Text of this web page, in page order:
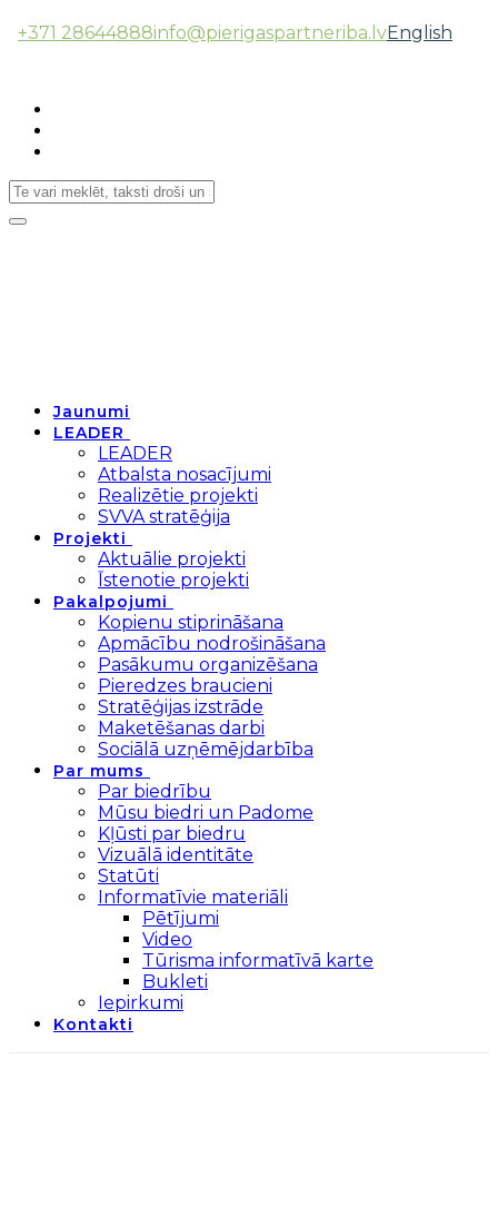
+371 28644888info@pierigaspartneriba.lvEnglish
Toggle
Jaunumi
LEADER
LEADER
Atbalsta nosacījumi
Realizētie projekti
SVVA stratēģija
Projekti
Aktuālie projekti
Īstenotie projekti
Pakalpojumi
Kopienu stiprināšana
Apmācību nodrošināšana
Pasākumu organizēšana
Pieredzes braucieni
Stratēģijas izstrāde
Maketēšanas darbi
Sociālā uzņēmējdarbība
Par mums
Par biedrību
Mūsu biedri un Padome
Kļūsti par biedru
Vizuālā identitāte
Statūti
Informatīvie materiāli
Pētījumi
Video
Tūrisma informatīvā karte
Bukleti
Iepirkumi
Kontakti